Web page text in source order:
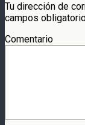
Tu dirección de
campos
Comentario